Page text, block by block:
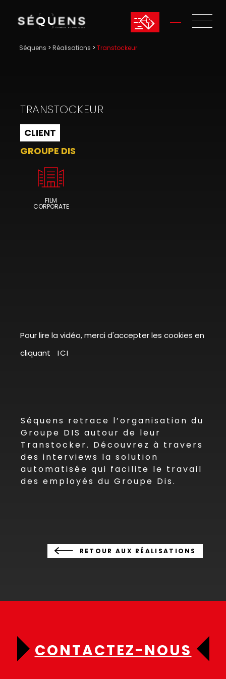
Séquens >Réalisations >Transtockeur
TRANSTOCKEUR
CLIENT
GROUPE DIS
FILM
CORPORATE
Pour lire la vidéo, merci d'accepter les cookies en
cliquant
ICI
Séquens retrace l’organisation du
Groupe DIS autour de leur
Transtocker. Découvrez à travers
des interviews la solution
automatisée qui facilite le travail
des employés du Groupe Dis.
RETOUR AUX RÉALISATIONS
CONTACTEZ-NOUS